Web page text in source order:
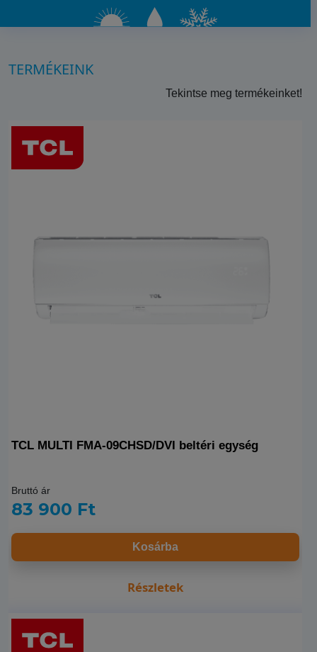
TERMÉKEINK
Tekintse meg termékeinket!
TCL MULTI FMA-09CHSD/DVI beltéri egység
Bruttó ár
83 900 Ft
Kosárba
Részletek